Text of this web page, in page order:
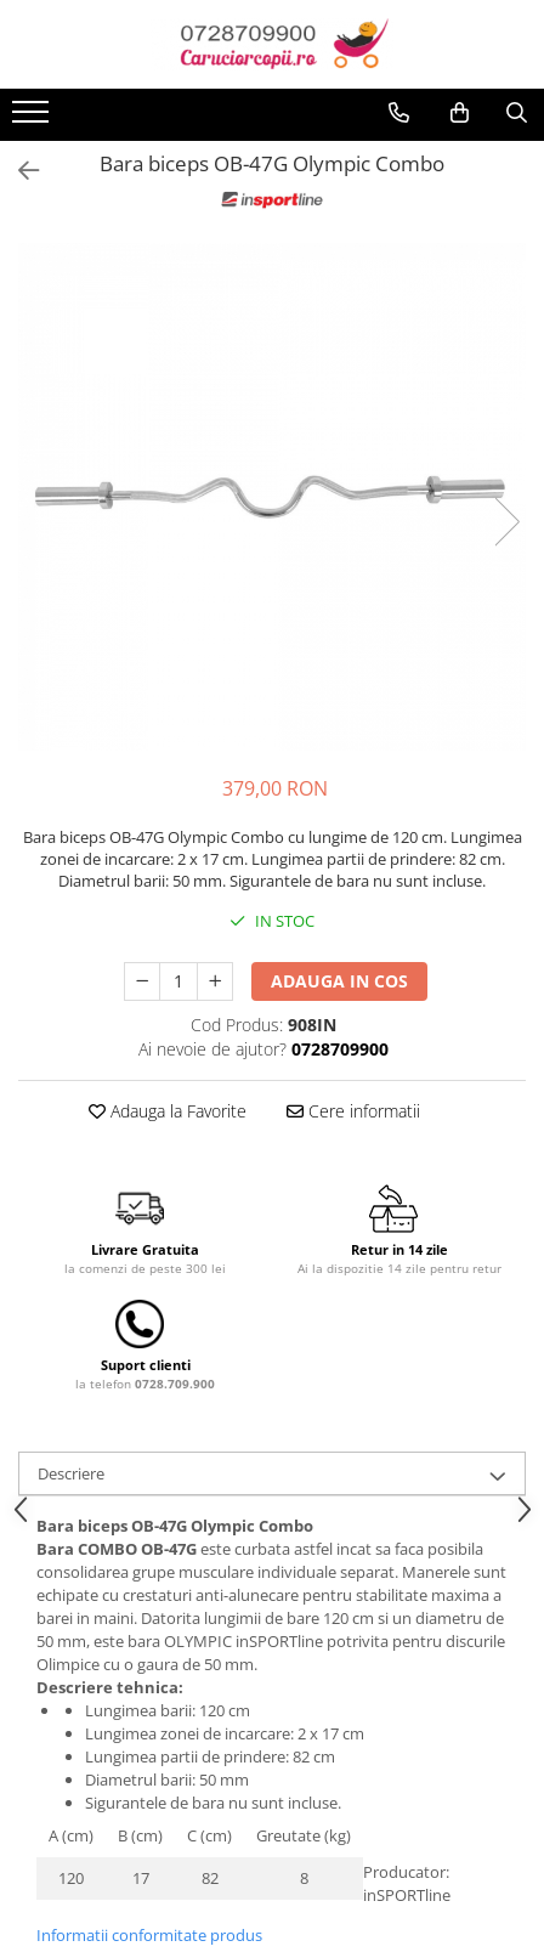
Carucioare copii
Carucioare sport copii
Umbrele carucioare
Accesorii diverse carucioare
Camera copilului
Patuturi din lemn
Patuturi lemn pana la 120 x 60 cm
Pat copii 160 x 80 cm
Saltele de la 140 x 70 cm
Saltele de la 160 x 80 cm
Saltele gonflabile
Lenjerii patuturi
Lenjerii patut 140 x 70 cm
Lenjerie patuturi tineret
Baldachin patut
Perne copii si mamici
Protectii saltea
Tarcuri si patuturi pliabile
Patut pliant copii
Tarc de joaca copii
Comode copii
Bariere si protectie laterala pat
Bariere de protectie pat
Porti de siguranta
Carusele patut
Costum carnaval copii
Covoare copii
Lampi de veghe
Bara biceps OB-47G Olympic Combo
379,00 RON
Bara biceps OB-47G Olympic Combo cu lungime de 120 cm. Lungimea
zonei de incarcare: 2 x 17 cm. Lungimea partii de prindere: 82 cm.
Diametrul barii: 50 mm. Sigurantele de bara nu sunt incluse.
IN STOC
ADAUGA IN COS
Cod Produs: 908IN
Ai nevoie de ajutor? 0728709900
Adauga la Favorite Cere informatii
Livrare Gratuita
la comenzi de peste 300 lei
Retur in 14 zile
Ai la dispozitie 14 zile pentru retur
Suport clienti
la telefon 0728.709.900
Descriere
Bara biceps OB-47G Olympic Combo
Bara COMBO OB-47Geste curbataastfel incat sa faca posibila
consolidareagrupe musculare individualeseparat. Manerele sunt
echipatecu crestaturianti-alunecare pentru stabilitate maximaa
barei in maini. Datorita lungimiide bare 120 cm si un diametru de
50 mm,este baraOLYMPIC inSPORTline potrivita pentru discurile
Olimpicecu o gaurade 50 mm.
Descriere tehnica:
Lungimea barii: 120 cm
Lungimea zonei de incarcare: 2 x 17 cm
Lungimea partii de prindere: 82 cm
Diametrul barii: 50 mm
Sigurantele de bara nu sunt incluse.
A (cm)
B (cm) C (cm)
Greutate (kg)
120
17 82 8
Producator:
inSPORTline
Informatii conformitate produs